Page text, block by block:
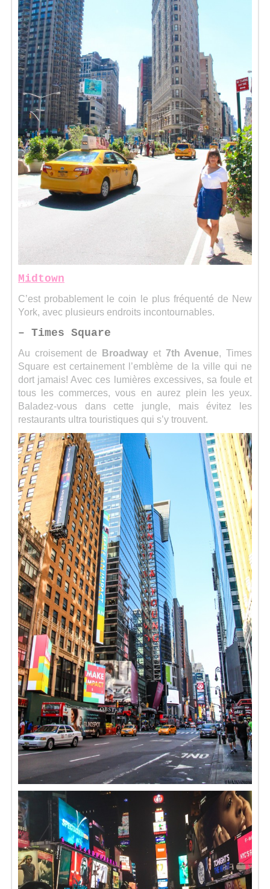
Midtown
C’est probablement le coin le plus fréquenté de New
York, avec plusieurs endroits incontournables.
– Times Square
Au croisement de Broadway et 7th Avenue, Times
Square est certainement l’emblème de la ville qui ne
dort jamais! Avec ces lumières excessives, sa foule et
tous les commerces, vous en aurez plein les yeux.
Baladez-vous dans cette jungle, mais évitez les
restaurants ultra touristiques qui s’y trouvent.